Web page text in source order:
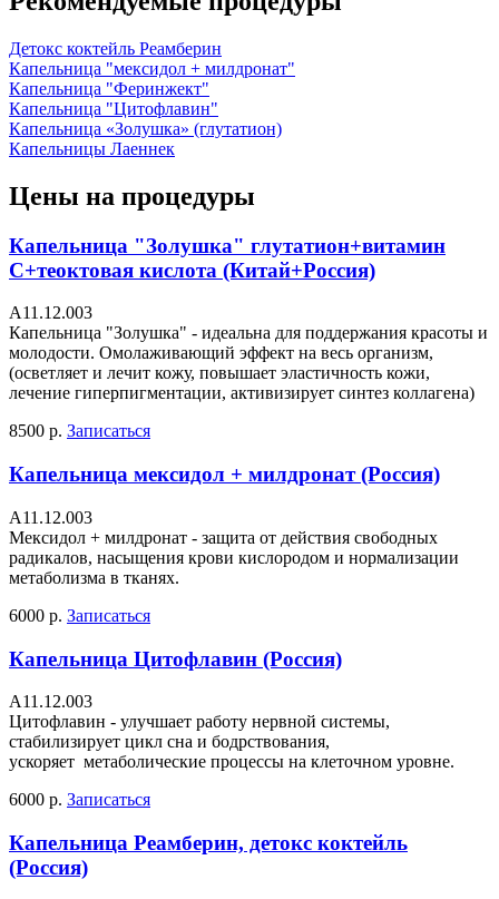
Детокс коктейль Реамберин
Капельница "мексидол + милдронат"
Капельница "Феринжект"
Капельница "Цитофлавин"
Капельница «Золушка» (глутатион)
Капельницы Лаеннек
Цены на процедуры
Капельница "Золушка" глутатион+витамин
С+теоктовая кислота (Китай+Россия)
А11.12.003
Капельница "Золушка" - идеальна для поддержания красоты и
молодости. Омолаживающий эффект на весь организм,
(осветляет и лечит кожу, повышает эластичность кожи,
лечение гиперпигментации, активизирует синтез коллагена)
8500 р. Записаться
Капельница мексидол + милдронат (Россия)
А11.12.003
Мексидол + милдронат - защита от действия свободных
радикалов, насыщения крови кислородом и нормализации
метаболизма в тканях.
6000 р. Записаться
Капельница Цитофлавин (Россия)
А11.12.003
Цитофлавин - улучшает работу нервной системы,
стабилизирует цикл сна и бодрствования,
ускоряет метаболические процессы на клеточном уровне.
6000 р. Записаться
Капельница Реамберин, детокс коктейль
(Россия)